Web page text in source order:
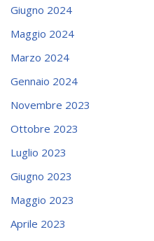
Giugno 2024
Maggio 2024
Marzo 2024
Gennaio 2024
Novembre 2023
Ottobre 2023
Luglio 2023
Giugno 2023
Maggio 2023
Aprile 2023